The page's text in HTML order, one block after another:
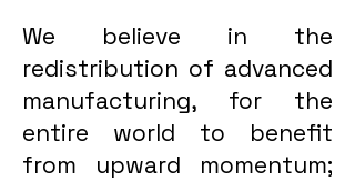
We believe in the
redistribution of advanced
manufacturing, for the
entire world to benefit
from upward momentum;